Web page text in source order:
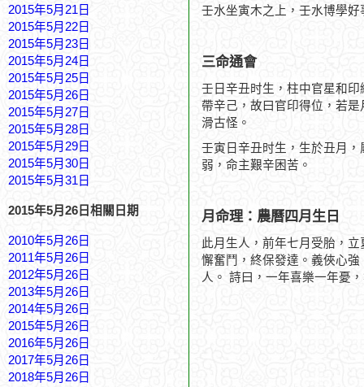
2015年5月21日
2015年5月22日
2015年5月23日
2015年5月24日
2015年5月25日
2015年5月26日
2015年5月27日
2015年5月28日
2015年5月29日
2015年5月30日
2015年5月31日
2015年5月26日相關日期
2010年5月26日
2011年5月26日
2012年5月26日
2013年5月26日
2014年5月26日
2015年5月26日
2016年5月26日
2017年5月26日
2018年5月26日
壬水坐寅木之上，壬水博學
三命通會
壬日辛丑时生，柱中官星和
帶辛己，故曰官印得位，若
滑古怪。
壬寅日辛丑时生，生於丑月
弱，命主艱辛困苦。
月命理：農曆四月生日
此月生人，前年七月受胎，
懈奮鬥，終保發達。義俠心
人。 詩曰，一年喜樂一年憂